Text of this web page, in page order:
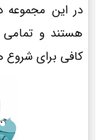
در این مجموعه
هستند و
کافی برای شروع